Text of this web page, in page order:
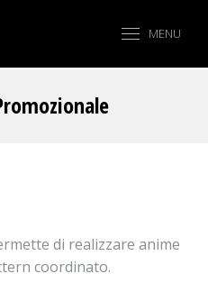
MENU
di realizzare anime
coordinato.